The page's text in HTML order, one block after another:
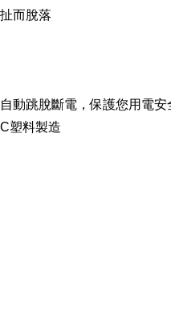
而脫落
動跳脫斷電，保護您用電安
塑料製造